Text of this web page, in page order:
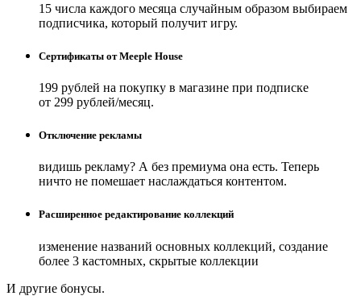
15 числа каждого месяца случайным образом выбираем
подписчика, который получит игру.
Сертификаты от Meeple House
199 рублей на покупку в магазине при подписке
от 299 рублей/месяц.
Отключение рекламы
видишь рекламу? А без премиума она есть. Теперь
ничто не помешает наслаждаться контентом.
Расширенное редактирование коллекций
изменение названий основных коллекций, создание
более 3 кастомных, скрытые коллекции
И другие бонусы.